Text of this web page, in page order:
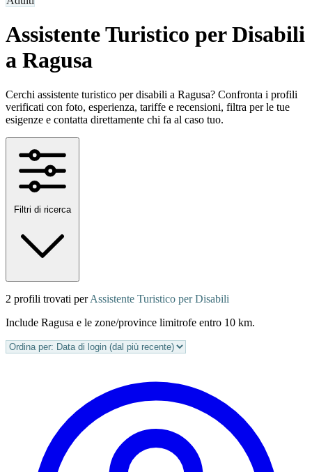
Assistente Turistico per Disabili
a Ragusa
Cerchi assistente turistico per disabili a Ragusa? Confronta i profili
verificati con foto, esperienza, tariffe e recensioni, filtra per le tue
esigenze e contatta direttamente chi fa al caso tuo.
Filtri di ricerca
2 profili trovati perAssistente Turistico per Disabili
Include Ragusa e le zone/province limitrofe entro 10 km.